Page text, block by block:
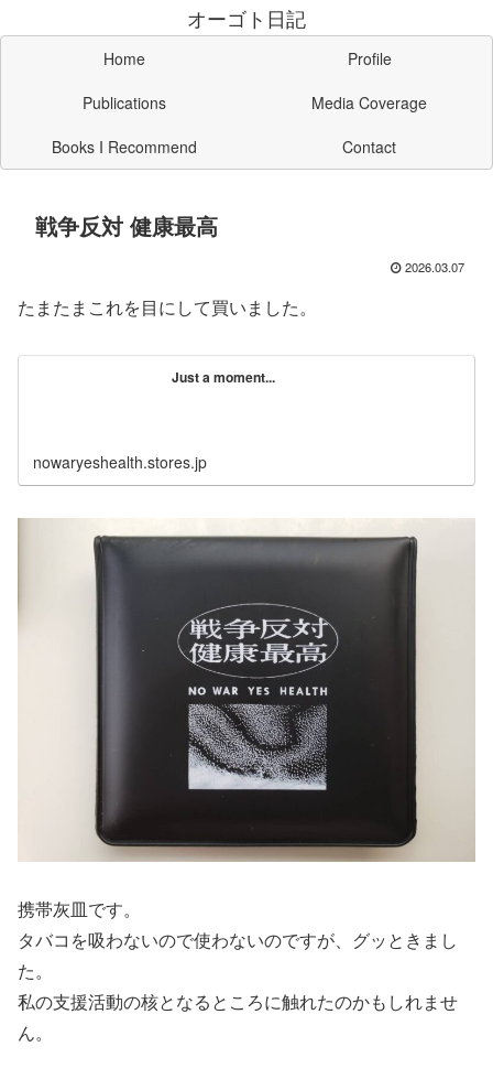
オーゴト日記
Home
Profile
Publications
Media Coverage
Books I Recommend
Contact
戦争反対 健康最高
2026.03.07
たまたまこれを目にして買いました。
Just a moment...
nowaryeshealth.stores.jp
携帯灰皿です。
タバコを吸わないので使わないのですが、グッときまし
た。
私の支援活動の核となるところに触れたのかもしれませ
ん。